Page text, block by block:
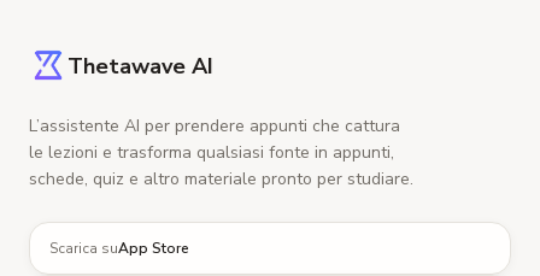
Thetawave AI
L’assistente AI per prendere appunti che cattura
le lezioni e trasforma qualsiasi fonte in appunti,
schede, quiz e altro materiale pronto per studiare.
Scarica suApp Store